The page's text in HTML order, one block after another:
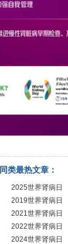
同类最热文章：
2025世界肾病日
2019世界肾病日
2021世界肾病日
2022世界肾病日
2024世界肾病日